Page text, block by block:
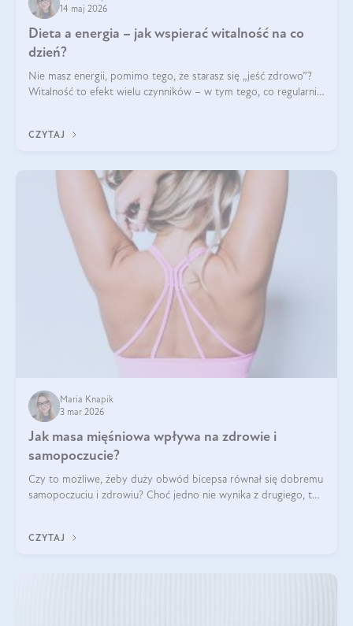
14 maj 2026
Dieta a energia – jak wspierać witalność na co
dzień?
Nie masz energii, pomimo tego, że starasz się „jeść zdrowo”?
Witalność to efekt wielu czynników – w tym tego, co regularnie
CZYTAJ
Maria Knapik
3 mar 2026
Jak masa mięśniowa wpływa na zdrowie i
samopoczucie?
Czy to możliwe, żeby duży obwód bicepsa równał się dobremu
samopoczuciu i zdrowiu? Choć jedno nie wynika z drugiego, to
wyjaśnimy.
CZYTAJ